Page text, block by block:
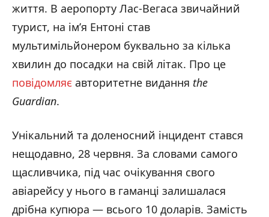
життя. В аеропорту Лас-Вегаса звичайний
турист, на ім’я Ентоні став
мультимільйонером буквально за кілька
хвилин до посадки на свій літак. Про це
повідомляє авторитетне видання the
Guardian.
Унікальний та доленосний інцидент стався
нещодавно, 28 червня. За словами самого
щасливчика, під час очікування свого
авіарейсу у нього в гаманці залишалася
дрібна купюра — всього 10 доларів. Замість